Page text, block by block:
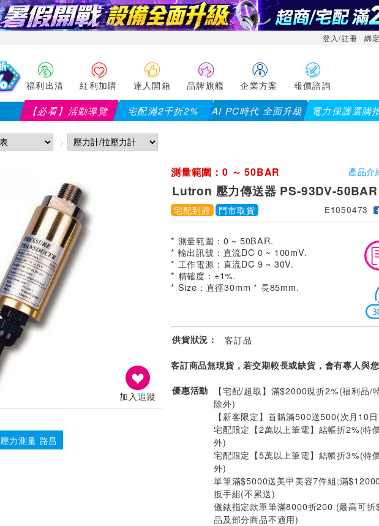
登入/註冊 綁
福利出清 紅利加購 達人開箱 品牌旗艦 企業方案 報價諮詢
【必看】活動導覽 宅配滿2千折2% AI PC時代 全面升級 電力保護選購
加入追蹤
壓力測量 路昌
測量範圍：0 ～ 50BAR 產品介
Lutron 壓力傳送器 PS-93DV-50BAR
宅配到府 門市取貨 E1050473
* 測量範圍：0 ~ 50BAR.
* 輸出訊號：直流DC 0 ~ 100mV.
* 工作電源：直流DC 9 ~ 30V.
* 精確度：±1%.
* Size：直徑30mm * 長85mm.
供貨狀況： 客訂品
客訂商品無現貨，若交期較長或缺貨，會有專人與
優惠活動
【宅配/超取】滿$2000現折2%(福利品/
除外)
【新客限定】首購滿500送500(次月10
宅配限定【2萬以上筆電】結帳折2%(特
外)
宅配限定【5萬以上筆電】結帳折3%(特
外)
單筆滿$5000送美甲美容7件組;滿
扳手組(不累送)
儀錶指定款單筆滿8000折200 (最高可折
品及部分商品不適用)